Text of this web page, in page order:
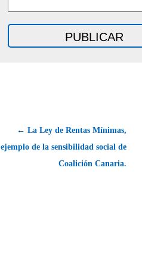
← La Ley de Rentas Mínimas,
ejemplo de la sensibilidad social de
Coalición Canaria.